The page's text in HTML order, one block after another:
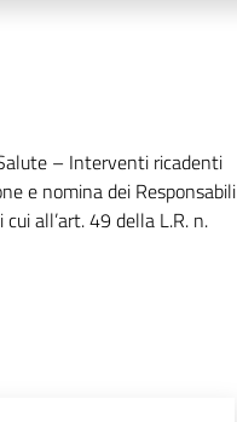
– Interventi ricadenti
e nomina dei Responsabili
all’art. 49 della L.R. n.